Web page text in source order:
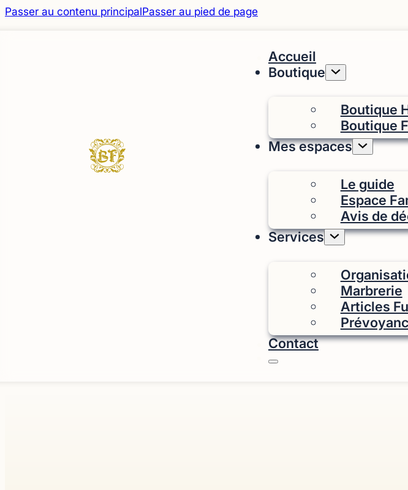
Passer au contenu principalPasser au pied de page
Accueil
Boutique
Boutique
Boutique
Mes espaces
Le guide
Espace
Avis de
Services
Marbrerie
Articles
Contact